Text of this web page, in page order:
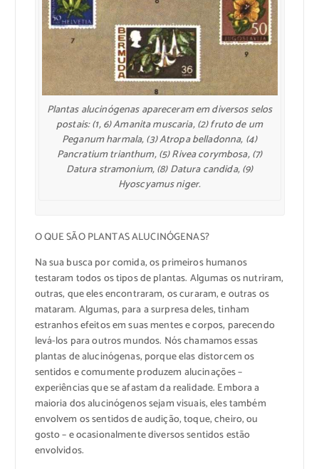
Plantas alucinógenas apareceram em diversos selos
postais: (1, 6) Amanita muscaria, (2) fruto de um
Peganum harmala, (3) Atropa belladonna, (4)
Pancratium trianthum, (5) Rivea corymbosa, (7)
Datura stramonium, (8) Datura candida, (9)
Hyoscyamus niger.
O QUE SÃO PLANTAS ALUCINÓGENAS?
Na sua busca por comida, os primeiros humanos
testaram todos os tipos de plantas. Algumas os nutriram,
outras, que eles encontraram, os curaram, e outras os
mataram. Algumas, para a surpresa deles, tinham
estranhos efeitos em suas mentes e corpos, parecendo
levá-los para outros mundos. Nós chamamos essas
plantas de alucinógenas, porque elas distorcem os
sentidos e comumente produzem alucinações –
experiências que se afastam da realidade. Embora a
maioria dos alucinógenos sejam visuais, eles também
envolvem os sentidos de audição, toque, cheiro, ou
gosto – e ocasionalmente diversos sentidos estão
envolvidos.